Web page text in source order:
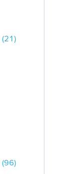
(21)
(96)